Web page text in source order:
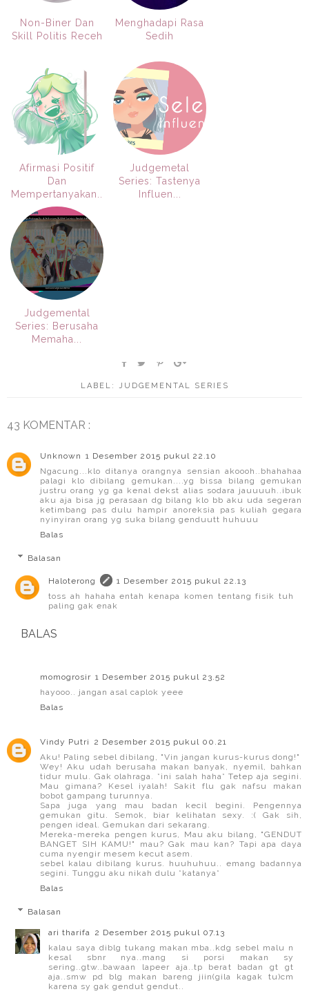
Non-Biner Dan
Skill Politis Receh
Menghadapi Rasa
Sedih
Afirmasi Positif
Dan
Mempertanyakan..
.
Judgemetal
Series: Tastenya
Influen...
Judgemental
Series: Berusaha
Memaha...
LABEL: JUDGEMENTAL SERIES
43 KOMENTAR :
Unknown 1 Desember 2015 pukul 22.10
Ngacung...klo ditanya orangnya sensian akoooh..bhahahaa
palagi klo dibilang gemukan....yg bissa bilang gemukan
justru orang yg ga kenal dekst alias sodara jauuuuh..ibuk
aku aja bisa jg perasaan dg bilang klo bb aku uda segeran
ketimbang pas dulu hampir anoreksia pas kuliah gegara
nyinyiran orang yg suka bilang genduutt huhuuu
Balas
Balasan
Haloterong
1 Desember 2015 pukul 22.13
toss ah hahaha entah kenapa komen tentang fisik tuh
paling gak enak
BALAS
momogrosir 1 Desember 2015 pukul 23.52
hayooo.. jangan asal caplok yeee
Balas
Vindy Putri
2 Desember 2015 pukul 00.21
Aku! Paling sebel dibilang, "Vin jangan kurus-kurus dong!"
Wey! Aku udah berusaha makan banyak, nyemil, bahkan
tidur mulu. Gak olahraga. *ini salah haha* Tetep aja segini.
Mau gimana? Kesel iyalah! Sakit flu gak nafsu makan
bobot gampang turunnya.
Sapa juga yang mau badan kecil begini. Pengennya
gemukan gitu. Semok, biar kelihatan sexy. :( Gak sih,
pengen ideal. Gemukan dari sekarang.
Mereka-mereka pengen kurus, Mau aku bilang, "GENDUT
BANGET SIH KAMU!" mau? Gak mau kan? Tapi apa daya
cuma nyengir mesem kecut asem.
sebel kalau dibilang kurus. huuhuhuu.. emang badannya
segini. Tunggu aku nikah dulu *katanya*
Balas
Balasan
ari tharifa 2 Desember 2015 pukul 07.13
kalau saya diblg tukang makan mba..kdg sebel malu n
kesal sbnr nya..mang si porsi makan sy
sering..gtw..bawaan lapeer aja..tp berat badan gt gt
aja..smw pd blg makan bareng jiin(gila kagak tu)cm
karena sy gak gendut gendut..